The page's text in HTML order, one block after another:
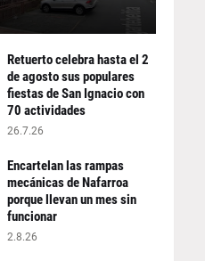
Retuerto celebra hasta el 2
de agosto sus populares
fiestas de San Ignacio con
70 actividades
26.7.26
Encartelan las rampas
mecánicas de Nafarroa
porque llevan un mes sin
funcionar
2.8.26